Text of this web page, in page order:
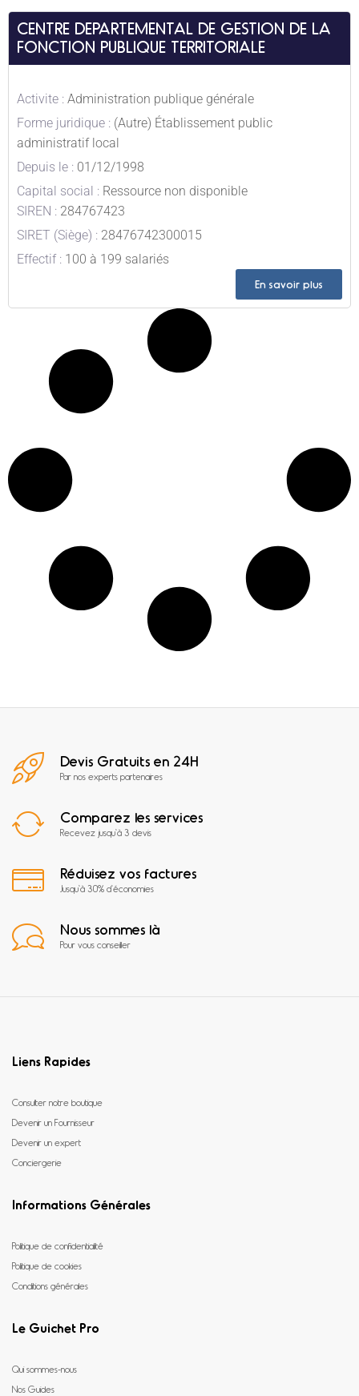
CENTRE DEPARTEMENTAL DE GESTION DE LA
FONCTION PUBLIQUE TERRITORIALE
Activite : Administration publique générale
Forme juridique : (Autre) Établissement public
administratif local
Depuis le : 01/12/1998
Capital social : Ressource non disponible
SIREN : 284767423
SIRET (Siège) : 28476742300015
Effectif : 100 à 199 salariés
En savoir plus
Devis Gratuits en 24H
Par nos experts partenaires
Comparez les services
Recevez jusqu'à 3 devis
Réduisez vos factures
Jusqu'à 30% d'économies
Nous sommes là
Pour vous conseiller
Liens Rapides
Consulter notre boutique
Devenir un Fournisseur
Devenir un expert
Conciergerie
Informations Générales
Politique de confidentialité
Politique de cookies
Conditions générales
Le Guichet Pro
Qui sommes-nous
Nos Guides